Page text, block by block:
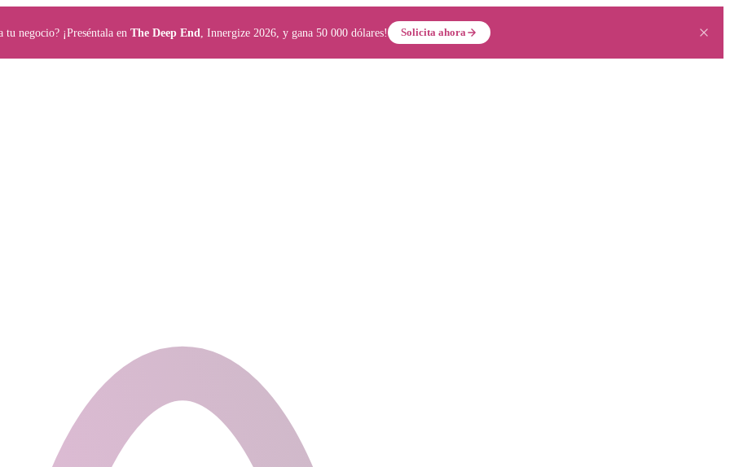
tu negocio? ¡Preséntala en The Deep End , Innergize 2026, y gana 50 000 dólares! Solicita ahora